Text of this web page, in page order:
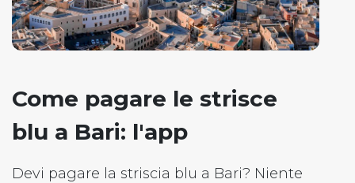
Come pagare le strisce
blu a Bari: l'app
Devi pagare la striscia blu a Bari? Niente